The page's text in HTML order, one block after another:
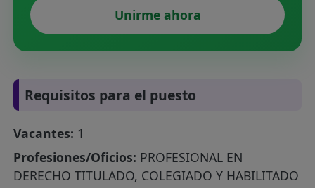
Unirme ahora
Requisitos para el puesto
Vacantes: 1
Profesiones/Oficios: PROFESIONAL EN
DERECHO TITULADO, COLEGIADO Y HABILITADO